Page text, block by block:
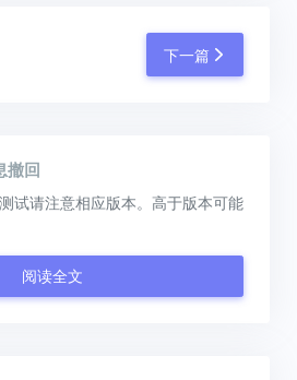
下一篇
撤回
试请注意相应版本。高于版本可能
阅读全文